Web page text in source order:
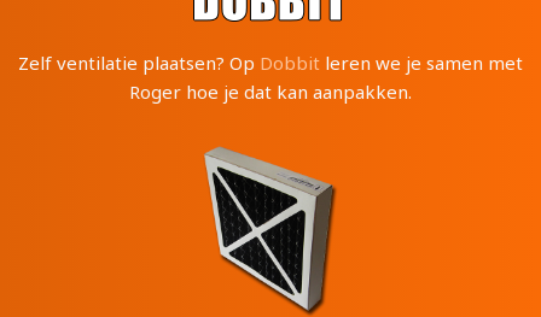
Zelf ventilatie plaatsen? Op Dobbit leren we je samen met
Roger hoe je dat kan aanpakken.